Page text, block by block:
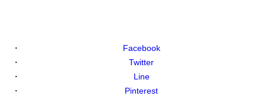
Facebook
Twitter
Line
Pinterest